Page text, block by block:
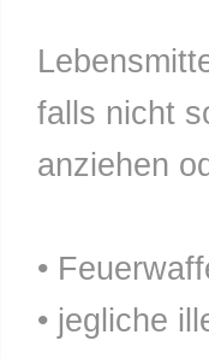
falls nicht
anziehen
•
• jegliche